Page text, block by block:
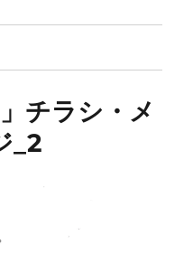
チラシ・メ
_2